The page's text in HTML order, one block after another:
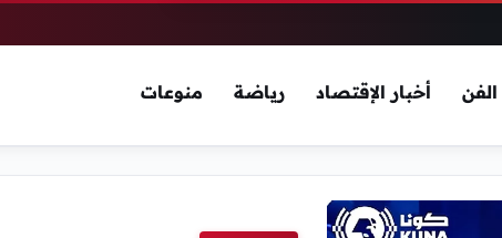
الفن أخبار الإقتصاد رياضة منوعات